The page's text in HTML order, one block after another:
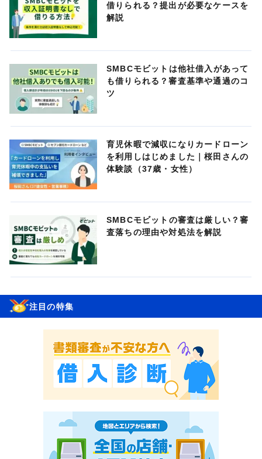
借りられる？提出が必要なケースを
解説
SMBCモビットは他社借入があって
も借りられる？審査基準や通過のコ
ツ
育児休暇で減収になりカードローン
を利用しはじめました｜桜田さんの
体験談（37歳・女性）
SMBCモビットの審査は厳しい？審
査落ちの理由や対処法を解説
注目の特集